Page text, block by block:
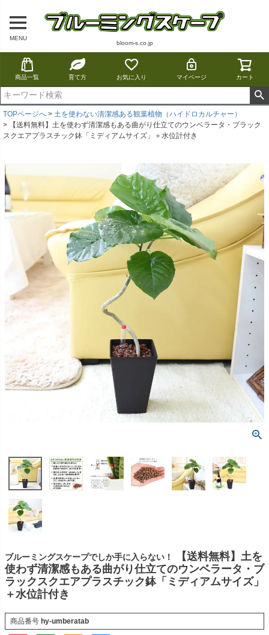
MENU
bloom-s.co.jp
商品一覧 育て方 お気に入り マイページ カート
TOPページへ
土を使わない清潔感ある観葉植物（ハイドロカルチャー）
【送料無料】土を使わず清潔感もある曲がり仕立てのウンベラータ・ブラック
スクエアプラスチック鉢「ミディアムサイズ」＋水位計付き
ブルーミングスケープでしか手に入らない！
【送料無料】土を
使わず清潔感もある曲がり仕立てのウンベラータ・ブ
ラックスクエアプラスチック鉢「ミディアムサイズ」
＋水位計付き
商品番号 hy-umberatab